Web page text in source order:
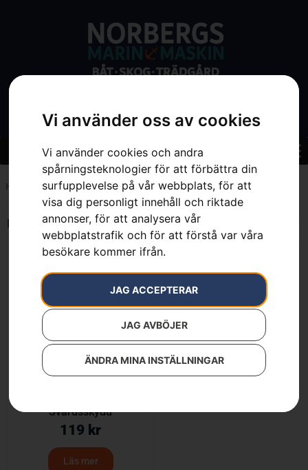
Vi använder oss av cookies
Vi använder cookies och andra
spårningsteknologier för att förbättra din
surfupplevelse på vår webbplats, för att
visa dig personligt innehåll och riktade
annonser, för att analysera vår
webbplatstrafik och för att förstå var våra
besökare kommer ifrån.
JAG ACCEPTERAR
JAG AVBÖJER
ÄNDRA MINA INSTÄLLNINGAR
Hem 7392930766860
Endast ett sökresultat
Svärdsskydd
119 kr
Läs mer